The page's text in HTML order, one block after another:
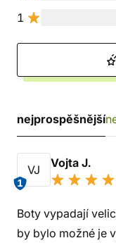
1
nejprospěšnější
VJ
1
Vojta J.
Boty vypadají
by bylo možné je